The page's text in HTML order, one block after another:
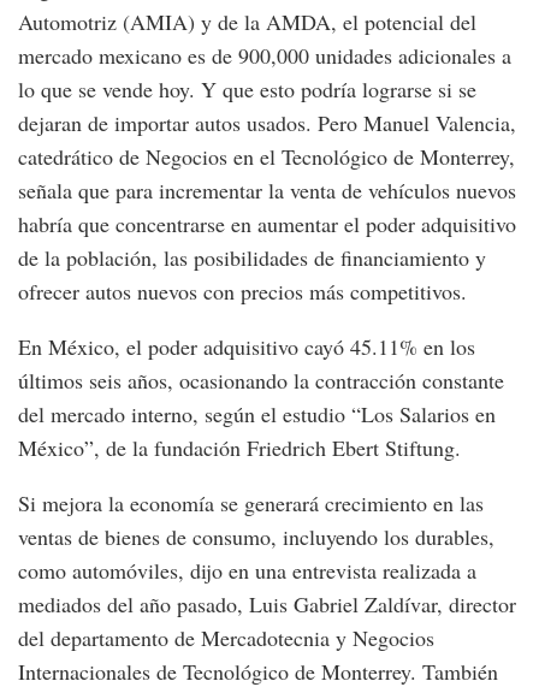
Automotriz (AMIA) y de la AMDA, el potencial del
mercado mexicano es de 900,000 unidades adicionales a
lo que se vende hoy. Y que esto podría lograrse si se
dejaran de importar autos usados. Pero Manuel Valencia,
catedrático de Negocios en el Tecnológico de Monterrey,
señala que para incrementar la venta de vehículos nuevos
habría que concentrarse en aumentar el poder adquisitivo
de la población, las posibilidades de financiamiento y
ofrecer autos nuevos con precios más competitivos.
En México, el poder adquisitivo cayó 45.11% en los
últimos seis años, ocasionando la contracción constante
del mercado interno, según el estudio “Los Salarios en
México”, de la fundación Friedrich Ebert Stiftung.
Si mejora la economía se generará crecimiento en las
ventas de bienes de consumo, incluyendo los durables,
como automóviles, dijo en una entrevista realizada a
mediados del año pasado, Luis Gabriel Zaldívar, director
del departamento de Mercadotecnia y Negocios
Internacionales de Tecnológico de Monterrey. También